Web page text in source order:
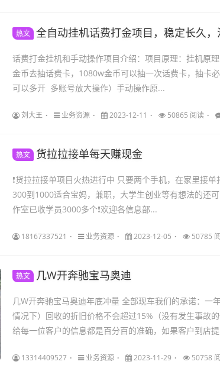
热文 全自动挂机话费打金项目，稳定长久，没有
话费打金挂机和手动操作项目介绍：项目原理：挂机原
金币去抽话费卡，1080w金币可以抽一次话费卡，抽卡
可以多开 多账号放大操作）手动操作原...
刘大王 业务资源 2023-12-11 50865 阅读
热文 货拉拉接单每天赚现金
❗货拉拉接单项目火热进行中 只要两个手机，在家里接
300到1000适合宝妈，兼职，大学生创业等有想法的还
作室已收学员3000多个❗欢迎各信息部...
18167337521 业务资源 2023-12-05 50785
热文 几W开奔驰宝马奥迪
几W开奔驰宝马奥迪年底冲量 全部现车我们的承诺：一
情况下）回收的折旧价格不会超过15%（没有发生事故
给每一位客户的信息都是百分百的准确，如果客户到店
13314409527 业务资源 2023-11-29 50758